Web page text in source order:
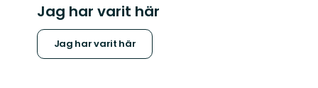
Jag har varit här
Jag har varit här